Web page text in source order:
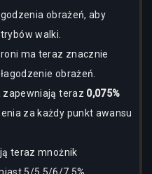
obrażeń, aby
walki.
ma teraz znacznie
obrażeń.
zapewniają teraz 0,075%
za każdy punkt awansu
teraz mnożnik